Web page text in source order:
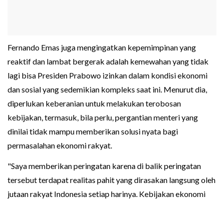
Fernando Emas juga mengingatkan kepemimpinan yang
reaktif dan lambat bergerak adalah kemewahan yang tidak
lagi bisa Presiden Prabowo izinkan dalam kondisi ekonomi
dan sosial yang sedemikian kompleks saat ini. Menurut dia,
diperlukan keberanian untuk melakukan terobosan
kebijakan, termasuk, bila perlu, pergantian menteri yang
dinilai tidak mampu memberikan solusi nyata bagi
permasalahan ekonomi rakyat.
"Saya memberikan peringatan karena di balik peringatan
tersebut terdapat realitas pahit yang dirasakan langsung oleh
jutaan rakyat Indonesia setiap harinya. Kebijakan ekonomi